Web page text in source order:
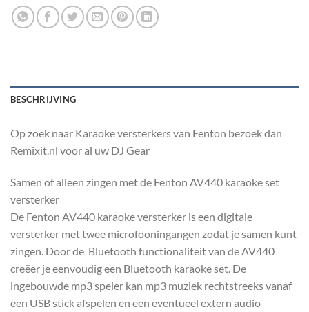
BESCHRIJVING
Op zoek naar Karaoke versterkers van Fenton bezoek dan
Remixit.nl voor al uw DJ Gear
Samen of alleen zingen met de Fenton AV440 karaoke set
versterker
De Fenton AV440 karaoke versterker is een digitale
versterker met twee microfooningangen zodat je samen kunt
zingen. Door de Bluetooth functionaliteit van de AV440
creëer je eenvoudig een Bluetooth karaoke set. De
ingebouwde mp3 speler kan mp3 muziek rechtstreeks vanaf
een USB stick afspelen en een eventueel extern audio